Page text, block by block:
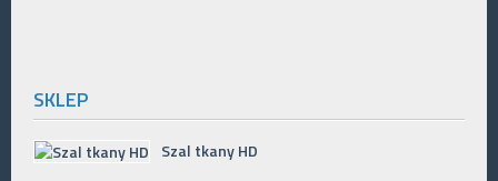
SKLEP
Szal tkany HD